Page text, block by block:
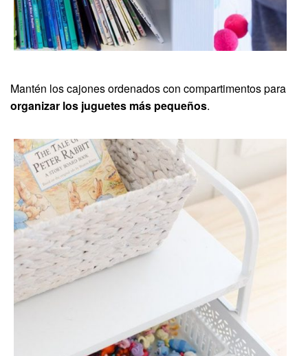
Mantén los cajones ordenados con compartimentos para
organizar los juguetes más pequeños.